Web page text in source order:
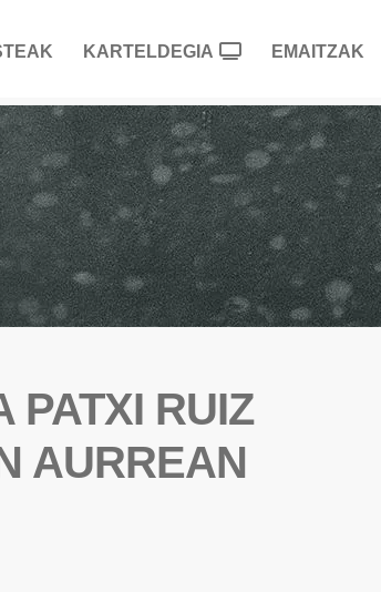
KARTELDEGIA EMAITZAK
PATXI RUIZ
AURREAN